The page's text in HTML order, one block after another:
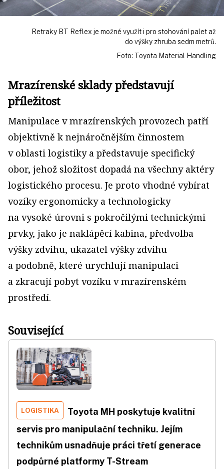
Retraky BT Reflex je možné využít i pro stohování palet až
do výšky zhruba sedm metrů.
Foto: Toyota Material Handling
Mrazírenské sklady představují
příležitost
Manipulace v mrazírenských provozech patří
objektivně k nejnáročnějším činnostem
v oblasti logistiky a představuje specifický
obor, jehož složitost dopadá na všechny aktéry
logistického procesu. Je proto vhodné vybírat
vozíky ergonomicky a technologicky
na vysoké úrovni s pokročilými technickými
prvky, jako je naklápěcí kabina, předvolba
výšky zdvihu, ukazatel výšky zdvihu
a podobně, které urychlují manipulaci
a zkracují pobyt vozíku v mrazírenském
prostředí.
Související
LOGISTIKA
Toyota MH poskytuje kvalitní
servis pro manipulační techniku. Jejím
technikům usnadňuje práci třetí generace
podpůrné platformy T-Stream